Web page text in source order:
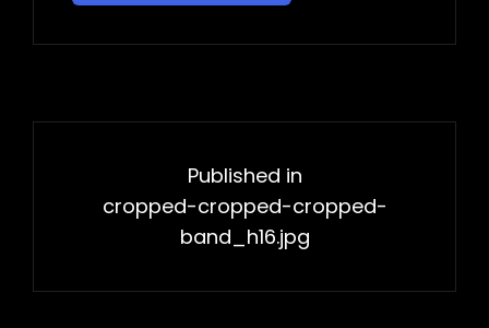
Published in
cropped-cropped-cropped-
band_h16.jpg